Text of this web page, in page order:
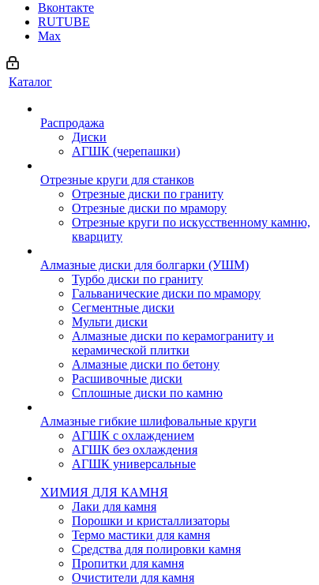
Вконтакте
RUTUBE
Max
Каталог
Распродажа
Диски
АГШК (черепашки)
Отрезные круги для станков
Отрезные диски по граниту
Отрезные диски по мрамору
Отрезные круги по искусственному камню,
кварциту
Алмазные диски для болгарки (УШМ)
Турбо диски по граниту
Гальванические диски по мрамору
Сегментные диски
Мульти диски
Алмазные диски по керамограниту и
керамической плитки
Алмазные диски по бетону
Расшивочные диски
Сплошные диски по камню
Алмазные гибкие шлифовальные круги
АГШК с охлаждением
АГШК без охлаждения
АГШК универсальные
ХИМИЯ ДЛЯ КАМНЯ
Лаки для камня
Порошки и кристаллизаторы
Термо мастики для камня
Средства для полировки камня
Пропитки для камня
Очистители для камня